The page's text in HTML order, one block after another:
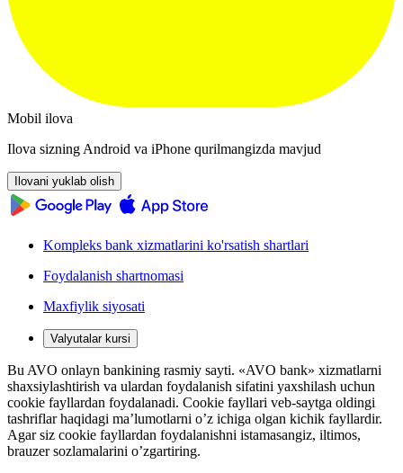
Mobil ilova
Ilova sizning Android va iPhone qurilmangizda mavjud
Ilovani yuklab olish
Kompleks bank xizmatlarini ko'rsatish shartlari
Foydalanish shartnomasi
Maxfiylik siyosati
Valyutalar kursi
Bu AVO onlayn bankining rasmiy sayti. «AVO bank» xizmatlarni
shaxsiylashtirish va ulardan foydalanish sifatini yaxshilash uchun
cookie fayllardan foydalanadi. Cookie fayllari veb-saytga oldingi
tashriflar haqidagi ma’lumotlarni o’z ichiga olgan kichik fayllardir.
Agar siz cookie fayllardan foydalanishni istamasangiz, iltimos,
brauzer sozlamalarini o’zgartiring.